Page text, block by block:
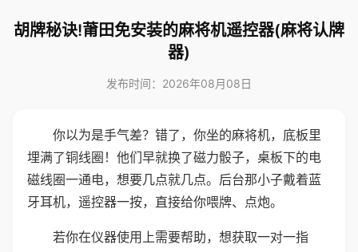
胡牌秘诀!莆田免安装的麻将机遥控器(麻将认牌
器)
发布时间：2026年08月08日
你以为是手气差？错了，你坐的麻将机，底板里
埋满了铜线圈！他们早就换了磁力骰子，桌板下的电
磁线圈一通电，想要几点就几点。后台那小子戴着蓝
牙耳机，遥控器一按，直接给你喂牌、点炮。
若你在仪器使用上需要帮助，想获取一对一指